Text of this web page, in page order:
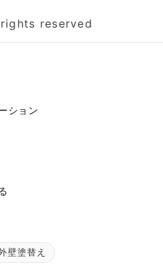
reserved
ション
壁塗替え